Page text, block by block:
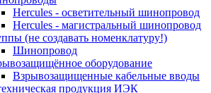
Hercules - осветительный шинопровод
Hercules - магистральный шинопровод
(не создавать номенклатуру!)
Шинопровод
оборудование
Взрывозащищенные кабельные вводы
продукция ИЭК